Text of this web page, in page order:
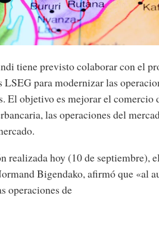
tiene previsto colaborar con el
LSEG para modernizar las
El objetivo es mejorar el comercio
las operaciones del
realizada hoy (10 de septiembre),
Bigendako, afirmó que «al
operaciones de